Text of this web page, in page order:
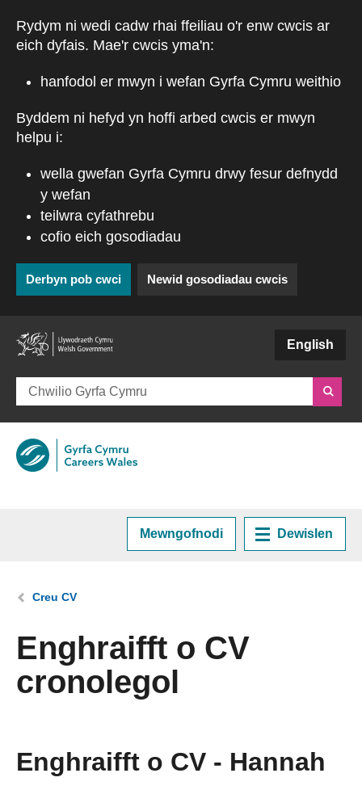
Rydym ni wedi cadw rhai ffeiliau o'r enw cwcis ar
eich dyfais. Mae'r cwcis yma'n:
hanfodol er mwyn i wefan Gyrfa Cymru weithio
Byddem ni hefyd yn hoffi arbed cwcis er mwyn
helpu i:
wella gwefan Gyrfa Cymru drwy fesur defnydd
y wefan
teilwra cyfathrebu
cofio eich gosodiadau
Derbyn pob cwci Newid gosodiadau cwcis
English
Mewngofnodi Dewislen
Cynllunio eich Gyrfa
Cyrsiau a Hyfforddiant
Rydych chi yma:
Creu CV
Enghraifft o CV
cronolegol
Enghraifft o CV - Hannah